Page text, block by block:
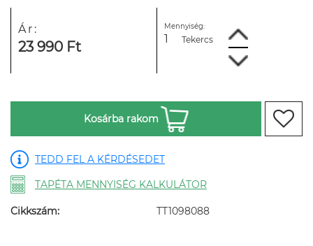
Ár:
23 990 Ft
Mennyiség:
Tekercs
Kosárba rakom
TEDD FEL A KÉRDÉSEDET
TAPÉTA MENNYISÉG KALKULÁTOR
Cikkszám: TT1098088